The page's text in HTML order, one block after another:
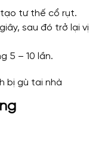
tạo tư thế cổ rụt.
sau đó trở lại vị
5 – 10 lần.